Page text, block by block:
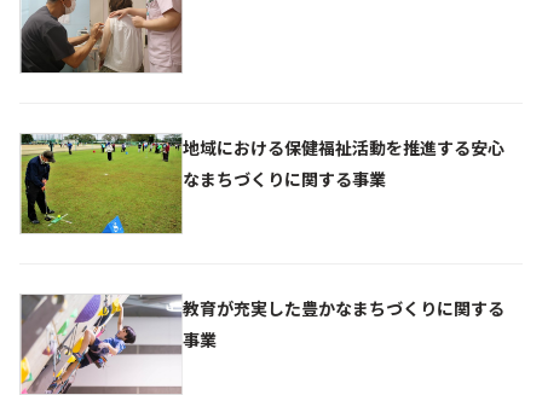
地域における保健福祉活動を推進する安心
なまちづくりに関する事業
教育が充実した豊かなまちづくりに関する
事業